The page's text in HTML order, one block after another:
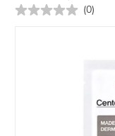
(0)